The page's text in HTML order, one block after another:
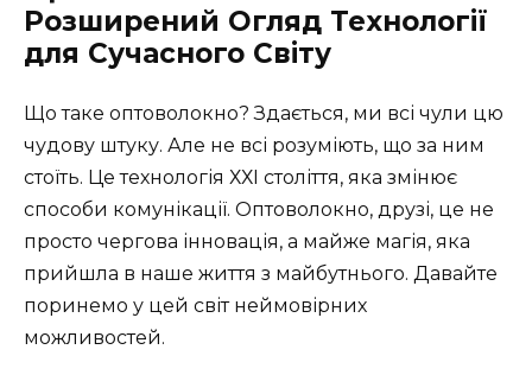
Розширений Огляд Технології
для Сучасного Світу
Що таке оптоволокно? Здається, ми всі чули цю
чудову штуку. Але не всі розуміють, що за ним
стоїть. Це технологія ХХІ століття, яка змінює
способи комунікації. Оптоволокно, друзі, це не
просто чергова інновація, а майже магія, яка
прийшла в наше життя з майбутнього. Давайте
поринемо у цей світ неймовірних
можливостей.